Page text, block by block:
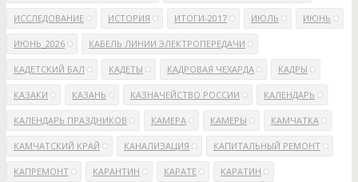
ИССЛЕДОВАНИЕ ИСТОРИЯ ИТОГИ-2017 ИЮЛЬ ИЮНЬ
ИЮНЬ_2026 КАБЕЛЬ ЛИНИИ ЭЛЕКТРОПЕРЕДАЧИ
КАДЕТСКИЙ БАЛ КАДЕТЫ КАДРОВАЯ ЧЕХАРДА КАДРЫ
КАЗАКИ КАЗАНЬ КАЗНАЧЕЙСТВО РОССИИ КАЛЕНДАРЬ
КАЛЕНДАРЬ ПРАЗДНИКОВ КАМЕРА КАМЕРЫ КАМЧАТКА
КАМЧАТСКИЙ КРАЙ КАНАЛИЗАЦИЯ КАПИТАЛЬНЫЙ РЕМОНТ
КАПРЕМОНТ КАРАНТИН КАРАТЕ КАРАТИН